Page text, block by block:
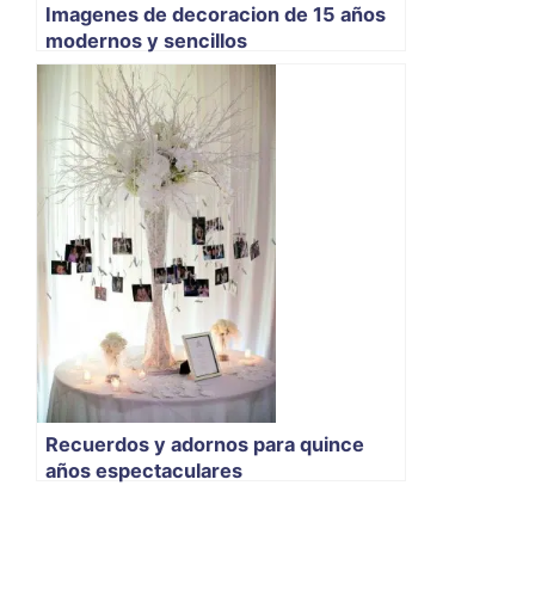
Imagenes de decoracion de 15 años
modernos y sencillos
Recuerdos y adornos para quince
años espectaculares